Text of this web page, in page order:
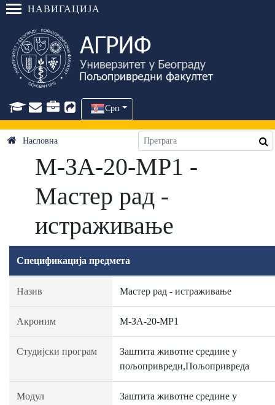
НАВИГАЦИЈА
Срп
Насловна
М-ЗА-20-МР1 -
Мастер рад -
истраживање
Спецификација предмета
Назив Мастер рад - истраживање
Акроним М-ЗА-20-МР1
Студијски програм
Заштита животне средине у
пољопривреди,Пољопривреда
Модул
Заштита животне средине у